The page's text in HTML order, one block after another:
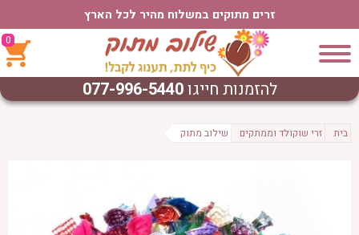
זרים מתוקים במשלוח מהיר לכל הארץ
0
להזמנות חייגו077-996-5440
בית זרי שוקולד וממתקים שילוב מתוק